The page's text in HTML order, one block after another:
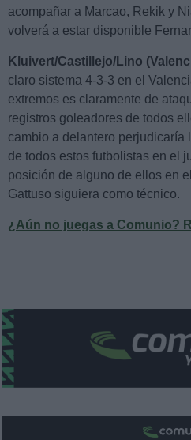
acompañar a Marcao, Rekik y
volverá a estar disponible
Kluivert/Castillejo/Lino
claro sistema 4-3-3 en el
extremos es claramente de
registros goleadores de todos
cambio a delantero perjudicaría
de todos estos futbolistas en el
posición de alguno de ellos en
Gattuso siguiera como técnico.
¿Aún no juegas a Comunio?